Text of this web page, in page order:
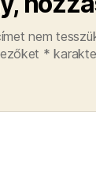
nem
*